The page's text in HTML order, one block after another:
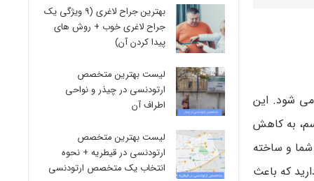
می ­شود. این
به کاهش
شما و ساخته
که باعث
بهترین جراح لاغری (9 ویژگی یک
جراح لاغری خوب + روش های
پیدا کردن آن)
لیست بهترین متخصص
ارتودنسی در چیذر و نواحی
اطراف آن
لیست بهترین متخصص
ارتودنسی در قیطریه + نحوه
انتخاب یک متخصص ارتودنسی